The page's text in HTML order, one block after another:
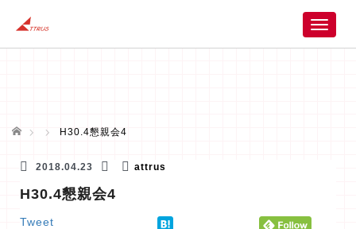
T
ホーム H30.4懇親会4
2018.04.23 attrus
H30.4懇親会4
Tweet